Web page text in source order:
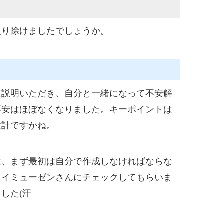
除けましたでしょうか。
明いただき、自分と一緒になって不安解
はほぼなくなりました。キーポイントは
ですかね。
まず最初は自分で作成しなければならな
ミューゼンさんにチェックしてもらいま
た(汗